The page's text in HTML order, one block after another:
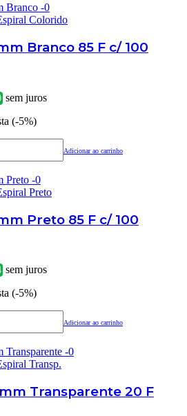
Colorido
Branco 85 F c/ 100
sem juros
(-5%)
Adicionar ao carrinho
Preto
Preto 85 F c/ 100
sem juros
(-5%)
Adicionar ao carrinho
Transp.
Transparente 20 F